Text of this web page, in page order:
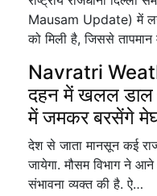
Mausam Update) में
को मिली है, जिससे
Navratri
दहन में खलल डाल
में जमकर बरसेंगे
देश से जाता मानसून कई
जायेगा. मौसम विभाग ने आने
संभावना व्यक्त की है. ऐ…